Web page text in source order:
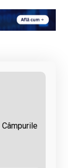
Câmpurile